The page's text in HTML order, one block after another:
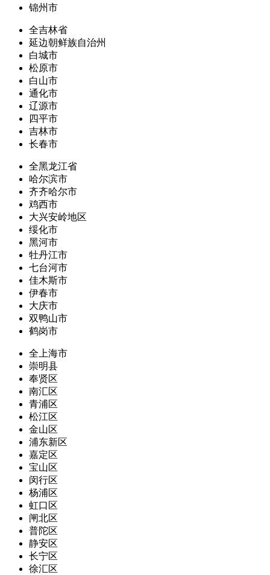
锦州市
全吉林省
延边朝鲜族自治州
白城市
松原市
白山市
通化市
辽源市
四平市
吉林市
长春市
全黑龙江省
哈尔滨市
齐齐哈尔市
鸡西市
大兴安岭地区
绥化市
黑河市
牡丹江市
七台河市
佳木斯市
伊春市
大庆市
双鸭山市
鹤岗市
全上海市
崇明县
奉贤区
南汇区
青浦区
松江区
金山区
浦东新区
嘉定区
宝山区
闵行区
杨浦区
虹口区
闸北区
普陀区
静安区
长宁区
徐汇区